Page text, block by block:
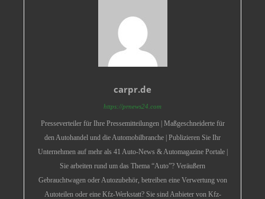
carpr.de
https://prnews24.com
Presseverteiler für Ihre Pressemitteilungen | Maßgeschneiderte für
den Autohandel und die Automobilbranche | Publizieren Sie Ihr
Unternehmen auf mehr als 41 Auto-News & Automagazine Portale |
Sie arbeiten rund um das Thema “Auto”? Veräußern
Gebrauchtwagen oder Autozubehör, betreiben eine Verwertung von
Autoteilen oder eine Kfz-Werkstatt? Sie sind Anbieter von Kfz-